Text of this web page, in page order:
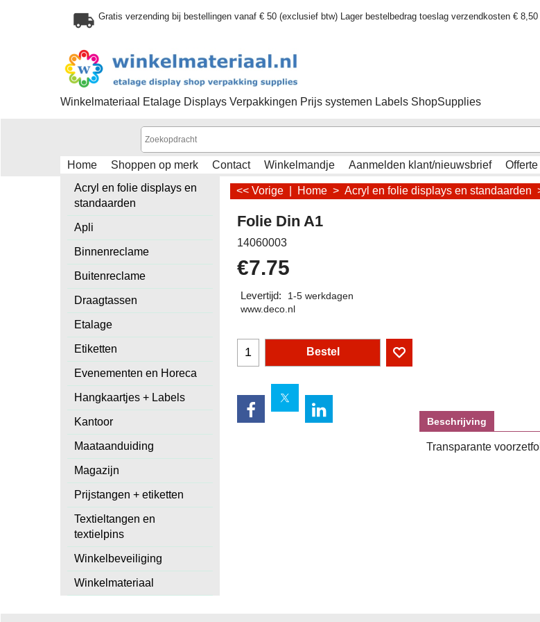
Gratis verzending bij bestellingen vanaf € 50 (exclusief btw) Lager bestelbedrag toeslag verzendkosten € 8,50
Winkelmateriaal Etalage Displays Verpakkingen Prijs systemen Labels ShopSupplies
Home Shoppen op merk Contact Winkelmandje Aanmelden klant/nieuwsbrief
Acryl en folie displays en
standaarden
Apli
Binnenreclame
Buitenreclame
Draagtassen
Etalage
Etiketten
Evenementen en Horeca
Hangkaartjes + Labels
Kantoor
Maataanduiding
Magazijn
Prijstangen + etiketten
Textieltangen en
textielpins
Winkelbeveiliging
Winkelmateriaal
<< Vorige Home > Acryl en folie displays en standaarden
Folie Din A1
14060003
€7.75
Levertijd:
1-5 werkdagen
www.deco.nl
Bestel
Beschrijving
Transparante